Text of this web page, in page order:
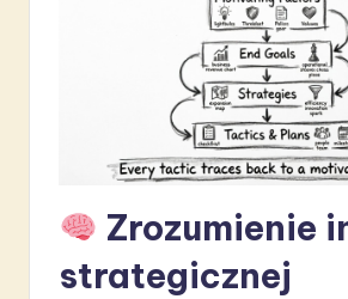
Zrozumienie
strategicznej